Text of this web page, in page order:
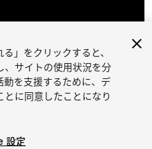
設定
」をクリックすると、
、サイトの使用状況を分
動を支援するために、デ
に同意したことになり
設定